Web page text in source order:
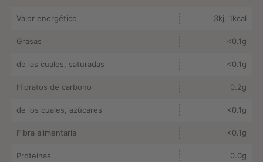
Valor energético 3kj, 1kcal
Grasas <0.1g
de las cuales, saturadas <0.1g
Hidratos de carbono 0.2g
de los cuales, azúcares <0.1g
Fibra alimentaria <0.1g
Proteínas 0.0g